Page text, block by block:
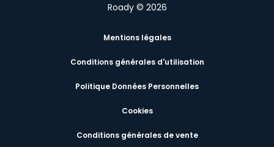
Roady © 2026
Mentions légales
Conditions générales d'utilisation
Politique Données Personnelles
Cookies
Conditions générales de vente